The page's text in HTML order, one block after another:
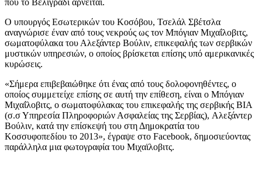
Ο υπουργός Εσωτερικών του Κοσόβου, Τσελάλ Σβέτσλα
αναγνώρισε έναν από τους νεκρούς ως τον Μπόγιαν Μιχαΐλοβιτς,
σωματοφύλακα του Αλεξάντερ Βούλιν, επικεφαλής των σερβικών
μυστικών υπηρεσιών, ο οποίος βρίσκεται επίσης υπό αμερικανικές
κυρώσεις.
«Σήμερα επιβεβαιώθηκε ότι ένας από τους δολοφονηθέντες, ο
οποίος συμμετείχε επίσης σε αυτή την επίθεση, είναι ο Μπόγιαν
Μιχαΐλοβιτς, ο σωματοφύλακας του επικεφαλής της σερβικής BIA
(σ.σ Υπηρεσία Πληροφοριών Ασφαλείας της Σερβίας), Αλεξάντερ
Βούλιν, κατά την επίσκεψή του στη Δημοκρατία του
Κοσσυφοπεδίου το 2013», έγραψε στο Facebook, δημοσιεύοντας
παράλληλα μια φωτογραφία του Μιχαϊλοβιτς.